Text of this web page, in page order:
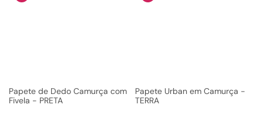
Papete de Dedo Camurça com
Fivela - PRETA
Papete Urban em Camurça -
TERRA